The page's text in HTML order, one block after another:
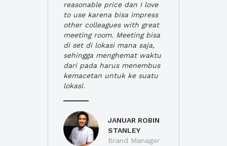
reasonable price dan I love
to use karena bisa impress
other colleagues with great
meeting room. Meeting bisa
di set di lokasi mana saja,
sehingga menghemat waktu
dari pada harus menembus
kemacetan untuk ke suatu
lokasi.
JANUAR ROBIN
STANLEY
Brand Manager